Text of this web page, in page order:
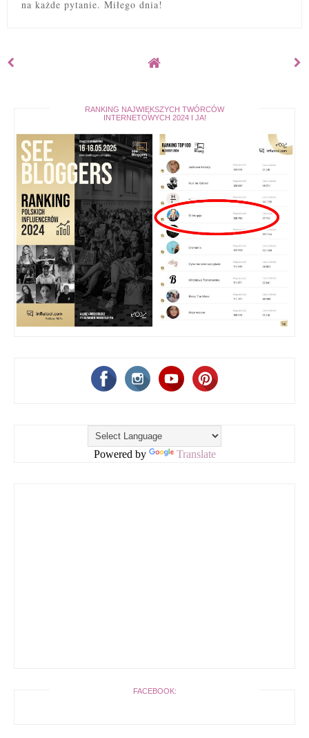
na każde pytanie. Miłego dnia!
RANKING NAJWIĘKSZYCH TWÓRCÓW
INTERNETOWYCH 2024 I JA!
Powered by Translate
FACEBOOK: